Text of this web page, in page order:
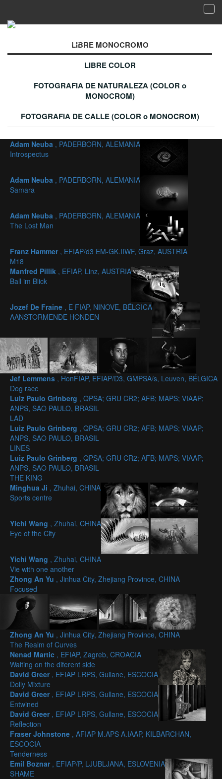
MONOCROMOLIBRE MONOCROMO
LIBRE COLOR
FOTOGRAFIA DE NATURALEZA (COLOR o
MONOCROM)
FOTOGRAFIA DE CALLE (COLOR o MONOCROM)
Adam Neuba , PADERBORN, ALEMANIA
Introspectus
Adam Neuba , PADERBORN, ALEMANIA
Samara
Adam Neuba , PADERBORN, ALEMANIA
The Lost Man
Franz Hammer , EFIAP/d3 EM-GK.IIWF, Graz, AUSTRIA
M18
Manfred Pillik , EFIAP, Linz, AUSTRIA
Ball im Blick
Jozef De Fraine , E FIAP, NINOVE, BÉLGICA
AANSTORMENDE HONDEN
Jef Lemmens , HonFIAP, EFIAP/D3, GMPSA/s, Leuven, BÉLGICA
Dog race
Luiz Paulo Grinberg , QPSA; GRU CR2; AFB; MAPS; VIAAP;
ANPS, SAO PAULO, BRASIL
LAD
Luiz Paulo Grinberg , QPSA; GRU CR2; AFB; MAPS; VIAAP;
ANPS, SAO PAULO, BRASIL
LINES
Luiz Paulo Grinberg , QPSA; GRU CR2; AFB; MAPS; VIAAP;
ANPS, SAO PAULO, BRASIL
THE KING
Minghua Ji , Zhuhai, CHINA
Sports centre
Yichi Wang , Zhuhai, CHINA
Eye of the City
Yichi Wang , Zhuhai, CHINA
Vie with one another
Zhong An Yu , Jinhua City, Zhejiang Province, CHINA
Focused
Zhong An Yu , Jinhua City, Zhejiang Province, CHINA
The Realm of Curves
Nenad Martic , EFIAP, Zagreb, CROACIA
Waiting on the diferent side
David Greer , EFIAP LRPS, Gullane, ESCOCIA
Dolly Mixture
David Greer , EFIAP LRPS, Gullane, ESCOCIA
Entwined
David Greer , EFIAP LRPS, Gullane, ESCOCIA
Reflection
Fraser Johnstone , AFIAP M.APS A.IAAP, KILBARCHAN,
ESCOCIA
Tenderness
Emil Boznar , EFIAP/P, LJUBLJANA, ESLOVENIA
SHAME